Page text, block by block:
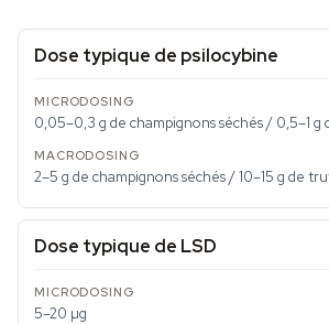
Dose typique de psilocybine
0,05–0,3 g de champignons séchés / 0,5–1
2–5 g de champignons séchés / 10–15 g de
Dose typique de LSD
5–20 µg